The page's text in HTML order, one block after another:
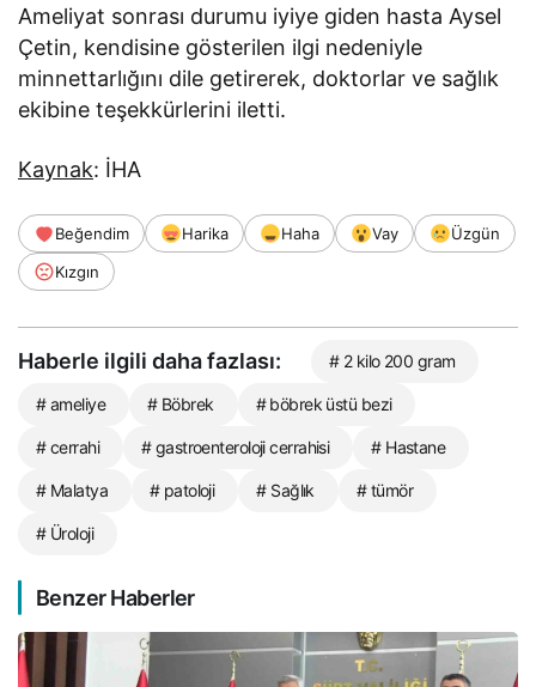
Ameliyat sonrası durumu iyiye giden hasta Aysel
Çetin, kendisine gösterilen ilgi nedeniyle
minnettarlığını dile getirerek, doktorlar ve sağlık
ekibine teşekkürlerini iletti.
Kaynak: İHA
Beğendim Harika Haha Vay
Üzgün
Kızgın
Haberle ilgili daha fazlası: # 2 kilo 200 gram
# ameliye # Böbrek # böbrek üstü bezi
# cerrahi # gastroenteroloji cerrahisi # Hastane
# Malatya # patoloji # Sağlık # tümör
# Üroloji
Benzer Haberler